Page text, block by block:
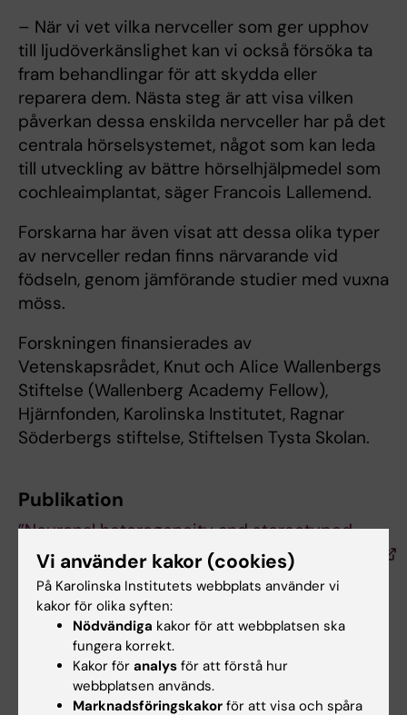
– När vi vet vilka nervceller som ger upphov
till ljudöverkänslighet kan vi också försöka ta
fram behandlingar för att skydda eller
reparera dem. Nästa steg är att visa vilken
påverkan dessa enskilda nervceller har på det
centrala hörselsystemet, något som kan leda
till utveckling av bättre hörselhjälpmedel som
cochleaimplantat, säger Francois Lallemend.
Forskarna har även visat att dessa olika typer
av nervceller redan finns närvarande vid
födseln, genom jämförande studier med vuxna
möss.
Forskningen finansierades av
Vetenskapsrådet, Knut och Alice Wallenbergs
Stiftelse (Wallenberg Academy Fellow),
Hjärnfonden, Karolinska Institutet, Ragnar
Söderbergs stiftelse, Stiftelsen Tysta Skolan.
Publikation
”Neuronal heterogeneity and stereotyped
connectivity in the auditory afferent system”
Charles Petitpré, Haohao Wu, Anil Sharma,
Anna Tokarska, Paula Fontanet, Yiqiao Wang,
Françoise Helmbacher, Kevin Yackle, Gilad
Silberberg, Saida Hadjab och François
Lallemend
Vi använder kakor (cookies)
På Karolinska Institutets webbplats använder vi
kakor för olika syften:
Nödvändiga kakor för att webbplatsen ska
fungera korrekt.
Kakor för analys för att förstå hur
webbplatsen används.
Marknadsföringskakor för att visa och spåra